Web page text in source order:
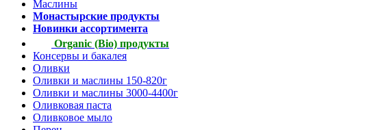
Маслины
Монастырские продукты
Новинки ассортимента
Organic (Bio) продукты
Консервы и бакалея
Оливки
Оливки и маслины 150-820г
Оливки и маслины 3000-4400г
Оливковая паста
Оливковое мыло